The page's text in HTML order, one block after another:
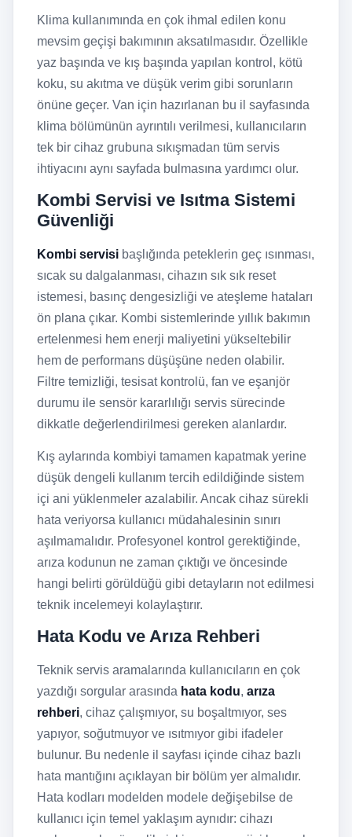
Klima kullanımında en çok ihmal edilen konu
mevsim geçişi bakımının aksatılmasıdır. Özellikle
yaz başında ve kış başında yapılan kontrol, kötü
koku, su akıtma ve düşük verim gibi sorunların
önüne geçer. Van için hazırlanan bu il sayfasında
klima bölümünün ayrıntılı verilmesi, kullanıcıların
tek bir cihaz grubuna sıkışmadan tüm servis
ihtiyacını aynı sayfada bulmasına yardımcı olur.
Kombi Servisi ve Isıtma Sistemi
Güvenliği
Kombi servisi başlığında peteklerin geç ısınması,
sıcak su dalgalanması, cihazın sık sık reset
istemesi, basınç dengesizliği ve ateşleme hataları
ön plana çıkar. Kombi sistemlerinde yıllık bakımın
ertelenmesi hem enerji maliyetini yükseltebilir
hem de performans düşüşüne neden olabilir.
Filtre temizliği, tesisat kontrolü, fan ve eşanjör
durumu ile sensör kararlılığı servis sürecinde
dikkatle değerlendirilmesi gereken alanlardır.
Kış aylarında kombiyi tamamen kapatmak yerine
düşük dengeli kullanım tercih edildiğinde sistem
içi ani yüklenmeler azalabilir. Ancak cihaz sürekli
hata veriyorsa kullanıcı müdahalesinin sınırı
aşılmamalıdır. Profesyonel kontrol gerektiğinde,
arıza kodunun ne zaman çıktığı ve öncesinde
hangi belirti görüldüğü gibi detayların not edilmesi
teknik incelemeyi kolaylaştırır.
Hata Kodu ve Arıza Rehberi
Teknik servis aramalarında kullanıcıların en çok
yazdığı sorgular arasında hata kodu, arıza
rehberi, cihaz çalışmıyor, su boşaltmıyor, ses
yapıyor, soğutmuyor ve ısıtmıyor gibi ifadeler
bulunur. Bu nedenle il sayfası içinde cihaz bazlı
hata mantığını açıklayan bir bölüm yer almalıdır.
Hata kodları modelden modele değişebilse de
kullanıcı için temel yaklaşım aynıdır: cihazı